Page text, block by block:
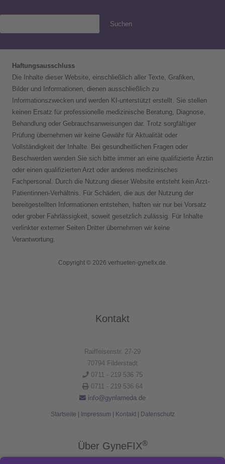
Suchen
Haftungsausschluss
Die Inhalte dieser Website, einschließlich aller Texte, Grafiken,
Bilder und Informationen, dienen ausschließlich zu
Informationszwecken und werden KI-unterstützt erstellt. Sie stellen
keinen Ersatz für professionelle medizinische Beratung, Diagnose,
Behandlung oder Gebrauchsanweisungen dar. Trotz sorgfältiger
Prüfung übernehmen wir keine Gewähr für Aktualität oder
Vollständigkeit der Inhalte. Bei gesundheitlichen Fragen oder
Beschwerden wenden Sie sich bitte immer an eine qualifizierte Ärztin
oder einen qualifizierten Arzt oder anderes medizinisches
Fachpersonal. Durch die Nutzung dieser Website entsteht kein Arzt-
Patientinnen-Verhältnis. Für Schäden, die aus der Nutzung der
bereitgestellten Informationen entstehen, haften wir nur bei Vorsatz
oder grober Fahrlässigkeit, soweit gesetzlich zulässig. Für Inhalte
verlinkter externer Seiten Dritter übernehmen wir keine
Verantwortung.
Copyright © 2026 verhueten-gynefix.de.
Kontakt
Raiffeisenstr. 27-29
70794 Filderstadt
0711 - 219 536 75
0711 - 219 536 64
info@gynlameda.de
Startseite Impressum Kontakt| Datenschutz
Über GyneFIX®